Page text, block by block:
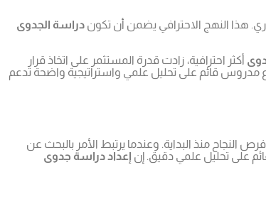
هذا النهج الاحترافي يضمن أن تكون دراسة الجدوى
أكثر احترافية، زادت قدرة المستثمر على اتخاذ قرار
مدروس قائم على تحليل علمي واستراتيجية واضحة تدعم
النجاح منذ البداية. وعندما يرتبط الأمر بالبحث عن
على تحليل علمي دقيق. إن إعداد دراسة جدوى